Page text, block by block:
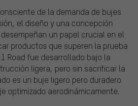
de la demanda de bujes
el diseño y una concepción
un papel crucial en el
productos que superen la prueba
Road fue desarrollado bajo la
ligera, pero sin sacrificar la
es un buje ligero pero duradero
optimizado aerodinámicamente.